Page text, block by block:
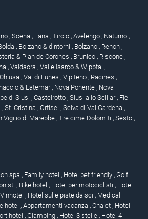
, Scena , Lana , Tirolo , Avelengo , Naturno ,
, Bolzano & dintorni , Bolzano , Renon ,
& Plan de Corones , Brunico , Riscone ,
, Valdaora , Valle Isarco & Wipptal ,
Chiusa , Val di Funes , Vipiteno , Racines ,
& Latemar, Nova Ponente , Nova
di Siusi , Castelrotto , Siusi allo Sciliar , Fiè
, St. Cristina , Ortisei , Selva di Val Gardena ,
Vigilio di Marebbe , Tre cime Dolomiti , Sesto ,
spa , Family hotel , Hotel pet friendly , Golf
, Bike hotel , Hotel per motociclisti , Hotel
Vinhotel , Hotel sulle piste da sci , Medical
hotel , Appartamenti vacanza , Chalet , Hotel
hotel , Glamping , Hotel 3 stelle , Hotel 4